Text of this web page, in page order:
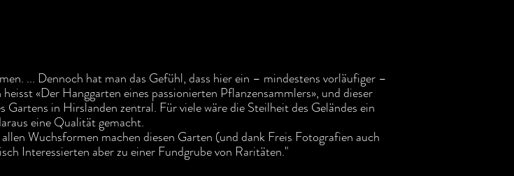
... Dennoch hat man das Gefühl, dass hier ein – mindestens vorläufiger –
«Der Hanggarten eines passionierten Pflanzensammlers», und dieser
in Hirslanden zentral. Für viele wäre die Steilheit des Geländes ein
eine Qualität gemacht.
Wuchsformen machen diesen Garten (und dank Freis Fotografien auch
Interessierten aber zu einer Fundgrube von Raritäten."